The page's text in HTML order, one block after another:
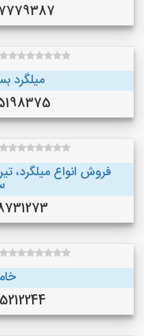
09187779387
میلگرد
فروش انواع میلگرد،